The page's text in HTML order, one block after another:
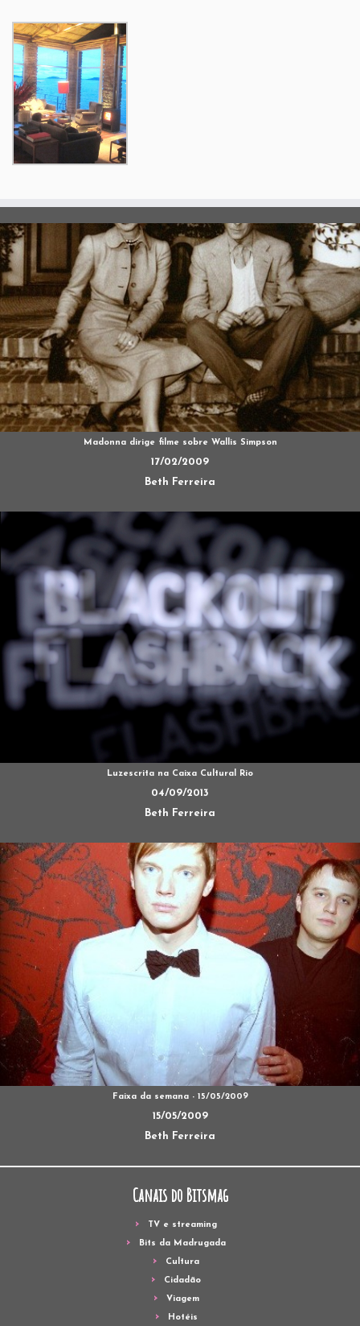
Madonna dirige filme sobre Wallis Simpson
17/02/2009
Beth Ferreira
Luzescrita na Caixa Cultural Rio
04/09/2013
Beth Ferreira
Faixa da semana - 15/05/2009
15/05/2009
Beth Ferreira
Canais do Bitsmag
TV e streaming
Bits da Madrugada
Cultura
Cidadão
Viagem
Hotéis